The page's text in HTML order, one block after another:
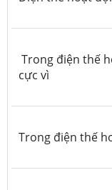
Trong điện thế
cực vì
Trong điện thế